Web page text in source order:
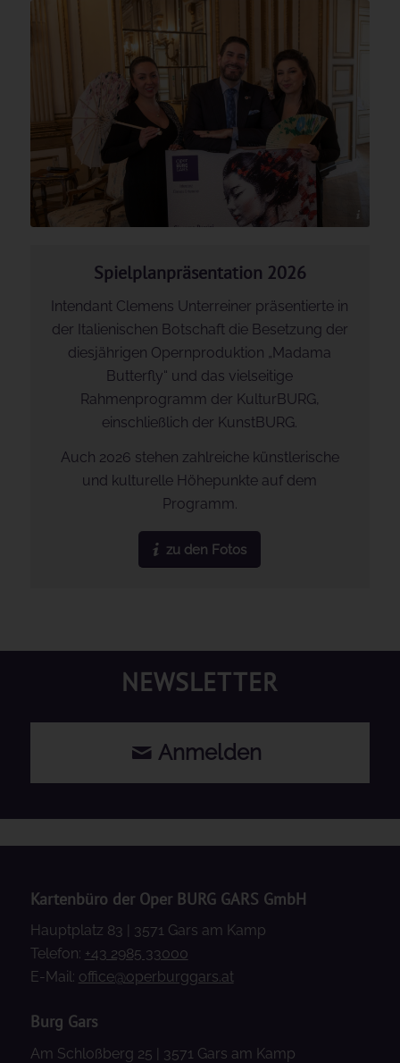
© Jürgen Hammerschmid
Spielplanpräsentation 2026
Intendant Clemens Unterreiner präsentierte in
der Italienischen Botschaft die Besetzung der
diesjährigen Opernproduktion „Madama
Butterfly“ und das vielseitige
Rahmenprogramm der KulturBURG,
einschließlich der KunstBURG.
Auch 2026 stehen zahlreiche künstlerische
und kulturelle Höhepunkte auf dem
Programm.
zu den Fotos
NEWSLETTER
Anmelden
Kartenbüro der Oper BURG GARS GmbH
Hauptplatz 83 | 3571 Gars am Kamp
Telefon: +43 2985 33000
E-Mail: office@operburggars.at
Burg Gars
Am Schloßberg 25 | 3571 Gars am Kamp